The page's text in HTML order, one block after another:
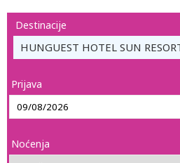
Destinacije
HUNGUEST HOTEL SUN
Prijava
Noćenja